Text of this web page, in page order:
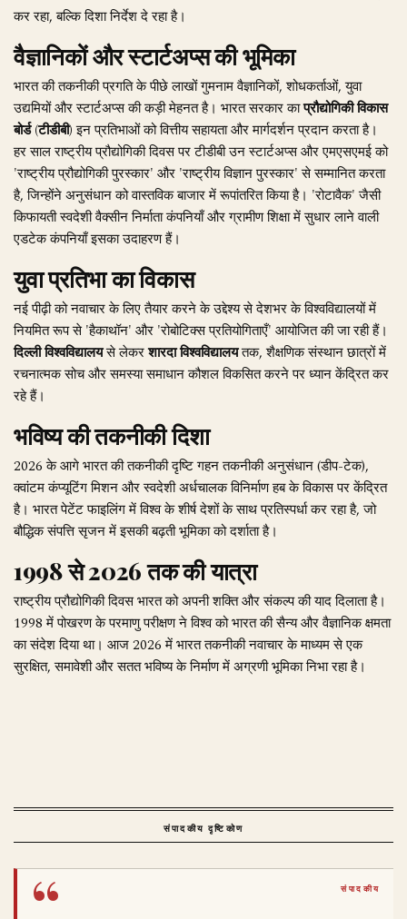
कर रहा, बल्कि दिशा निर्देश दे रहा है।
वैज्ञानिकों और स्टार्टअप्स की भूमिका
भारत की तकनीकी प्रगति के पीछे लाखों गुमनाम वैज्ञानिकों, शोधकर्ताओं, युवा
उद्यमियों और स्टार्टअप्स की कड़ी मेहनत है। भारत सरकार काप्रौद्योगिकी विकास
बोर्ड (टीडीबी)इन प्रतिभाओं को वित्तीय सहायता और मार्गदर्शन प्रदान करता है।
हर साल राष्ट्रीय प्रौद्योगिकी दिवस पर टीडीबी उन स्टार्टअप्स और एमएसएमई को
'राष्ट्रीय प्रौद्योगिकी पुरस्कार' और 'राष्ट्रीय विज्ञान पुरस्कार' से सम्मानित करता
है, जिन्होंने अनुसंधान को वास्तविक बाजार में रूपांतरित किया है। 'रोटावैक' जैसी
किफायती स्वदेशी वैक्सीन निर्माता कंपनियाँ और ग्रामीण शिक्षा में सुधार लाने वाली
एडटेक कंपनियाँ इसका उदाहरण हैं।
युवा प्रतिभा का विकास
नई पीढ़ी को नवाचार के लिए तैयार करने के उद्देश्य से देशभर के विश्वविद्यालयों में
नियमित रूप से 'हैकाथॉन' और 'रोबोटिक्स प्रतियोगिताएँ' आयोजित की जा रही हैं।
दिल्ली विश्वविद्यालयसे लेकरशारदा विश्वविद्यालयतक, शैक्षणिक संस्थान छात्रों में
रचनात्मक सोच और समस्या समाधान कौशल विकसित करने पर ध्यान केंद्रित कर
रहे हैं।
भविष्य की तकनीकी दिशा
2026 के आगे भारत की तकनीकी दृष्टि गहन तकनीकी अनुसंधान (डीप-टेक),
क्वांटम कंप्यूटिंग मिशन और स्वदेशी अर्धचालक विनिर्माण हब के विकास पर केंद्रित
है। भारत पेटेंट फाइलिंग में विश्व के शीर्ष देशों के साथ प्रतिस्पर्धा कर रहा है, जो
बौद्धिक संपत्ति सृजन में इसकी बढ़ती भूमिका को दर्शाता है।
1998 से 2026 तक की यात्रा
राष्ट्रीय प्रौद्योगिकी दिवस भारत को अपनी शक्ति और संकल्प की याद दिलाता है।
1998 में पोखरण के परमाणु परीक्षण ने विश्व को भारत की सैन्य और वैज्ञानिक क्षमता
का संदेश दिया था। आज 2026 में भारत तकनीकी नवाचार के माध्यम से एक
सुरक्षित, समावेशी और सतत भविष्य के निर्माण में अग्रणी भूमिका निभा रहा है।
संपादकीय दृष्टिकोण